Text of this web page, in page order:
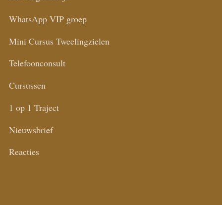
WhatsApp VIP groep
Mini Cursus Tweelingzielen
Telefoonconsult
Cursussen
1 op 1 Traject
Nieuwsbrief
Reacties